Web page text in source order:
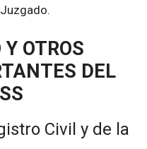
OTROS
DEL
Civil y de la